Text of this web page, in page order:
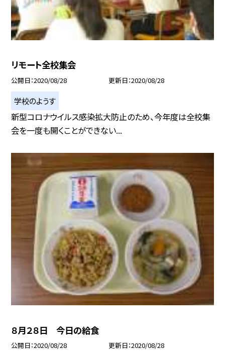
リモート全校集会
公開日 2020/08/28 更新日 2020/08/28
学校のようす
新型コロナウイルス感染拡大防止のため、今年度は全校集
会を一度も開くことができない...
８月２８日 今日の給食
公開日 2020/08/28 更新日 2020/08/28